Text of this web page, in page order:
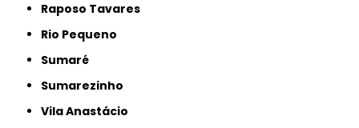
Raposo Tavares
Rio Pequeno
Sumaré
Sumarezinho
Vila Anastácio